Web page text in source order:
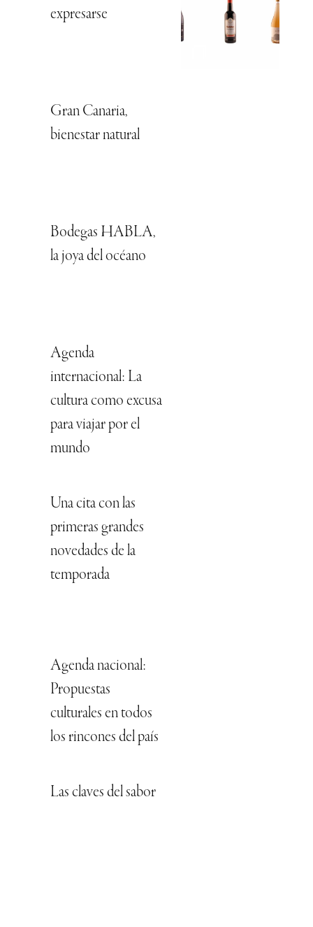
expresarse
Gran Canaria,
bienestar natural
Bodegas HABLA,
la joya del océano
Agenda
internacional: La
cultura como excusa
para viajar por el
mundo
Una cita con las
primeras grandes
novedades de la
temporada
Agenda nacional:
Propuestas
culturales en todos
los rincones del país
Las claves del sabor